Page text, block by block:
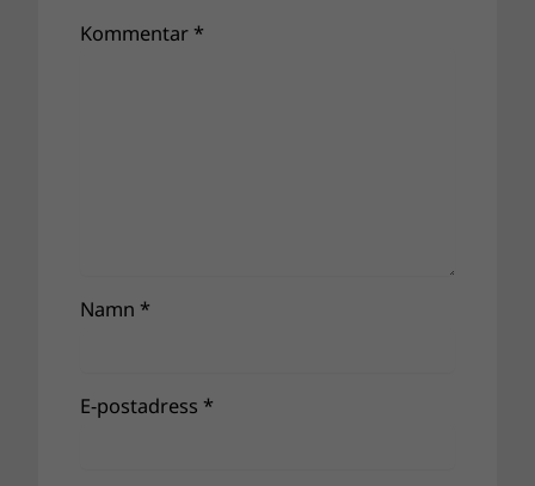
Kommentar *
Namn *
E-postadress *